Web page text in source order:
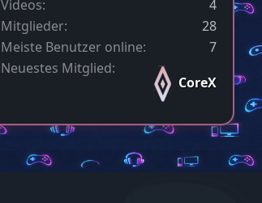
Videos
4
Mitglieder
28
Meiste Benutzer online
7
Neuestes Mitglied
CoreX